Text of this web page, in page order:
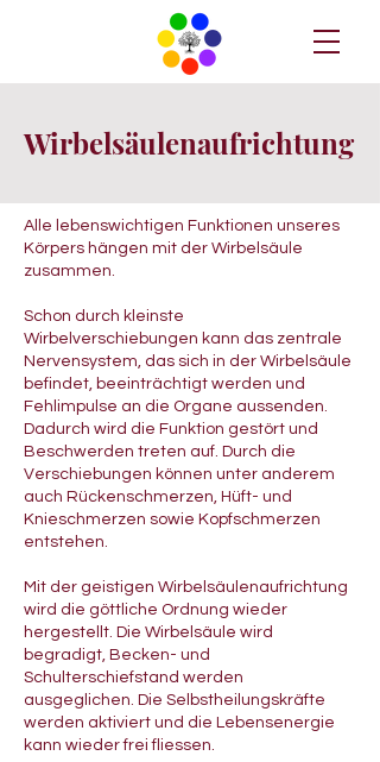
Wirbelsäulenaufrichtung
Alle lebenswichtigen Funktionen unseres
Körpers hängen mit der Wirbelsäule
zusammen.
Schon durch kleinste
Wirbelverschiebungen kann das zentrale
Nervensystem, das sich in der Wirbelsäule
befindet, beeinträchtigt werden und
Fehlimpulse an die Organe aussenden.
Dadurch wird die Funktion gestört und
Beschwerden treten auf. Durch die
Verschiebungen können unter anderem
auch Rückenschmerzen, Hüft- und
Knieschmerzen sowie Kopfschmerzen
entstehen.
Mit der geistigen Wirbelsäulenaufrichtung
wird die göttliche Ordnung wieder
hergestellt. Die Wirbelsäule wird
begradigt, Becken- und
Schulterschiefstand werden
ausgeglichen. Die Selbstheilungskräfte
werden aktiviert und die Lebensenergie
kann wieder frei fliessen.